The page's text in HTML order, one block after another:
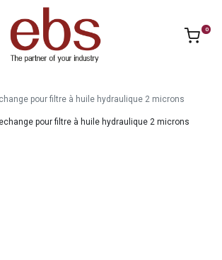
0
pour filtre à huile hydraulique 2 microns